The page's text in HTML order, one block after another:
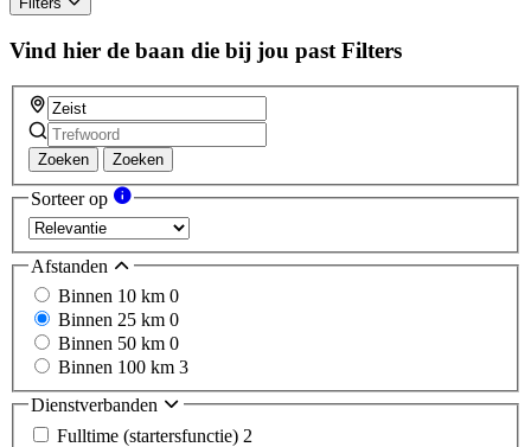
Vind hier de baan die bij jou past Filters
Zoeken Zoeken
Sorteer op
Afstanden
Binnen 10 km 0
Binnen 25 km 0
Binnen 50 km 0
Binnen 100 km 3
Dienstverbanden
Fulltime (startersfunctie) 2